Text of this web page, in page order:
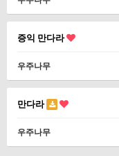
증익 만다라
우주나무
만다라
우주나무